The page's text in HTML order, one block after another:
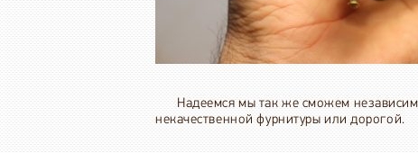
Надеемся мы так же сможем
некачественной фурнитуры или дорогой.